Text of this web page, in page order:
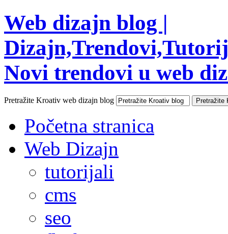
Web dizajn blog |
Novi trendovi u web
Pretražite Kroativ web dizajn blog
Početna stranica
Web Dizajn
tutorijali
cms
seo